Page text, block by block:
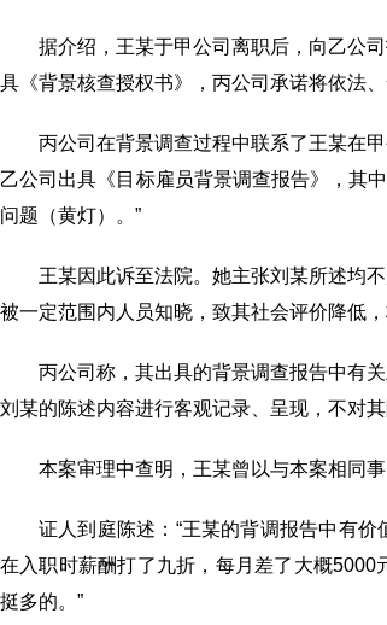
据介绍，王某于甲公司离职后，向乙公
具《背景核查授权书》，丙公司承诺将依法
丙公司在背景调查过程中联系了王某在
乙公司出具《目标雇员背景调查报告》，其
问题（黄灯）。”
王某因此诉至法院。她主张刘某所述均
被一定范围内人员知晓，致其社会评价降低
丙公司称，其出具的背景调查报告中有
刘某的陈述内容进行客观记录、呈现，不对
本案审理中查明，王某曾以与本案相同
证人到庭陈述：“王某的背调报告中有
在入职时薪酬打了九折，每月差了大概
挺多的。”